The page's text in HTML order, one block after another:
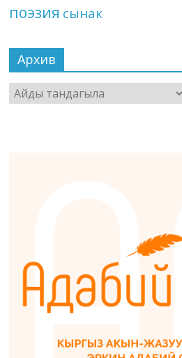
поэзия сынак
Архив
Архив